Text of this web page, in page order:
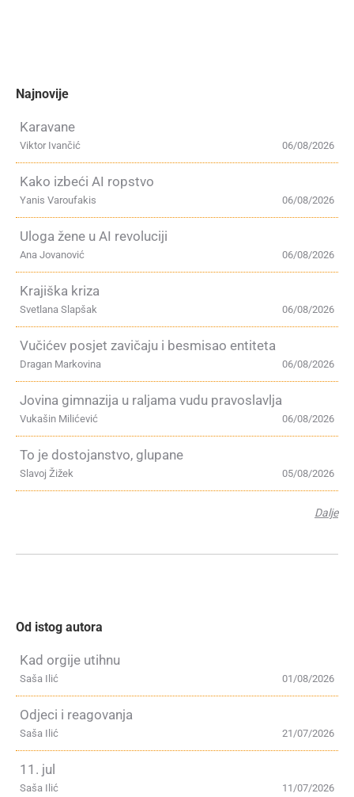
Najnovije
Karavane
06/08/2026
Viktor Ivančić
Kako izbeći AI ropstvo
06/08/2026
Yanis Varoufakis
Uloga žene u AI revoluciji
06/08/2026
Ana Jovanović
Krajiška kriza
06/08/2026
Svetlana Slapšak
Vučićev posjet zavičaju i besmisao entiteta
06/08/2026
Dragan Markovina
Jovina gimnazija u raljama vudu pravoslavlja
06/08/2026
Vukašin Milićević
To je dostojanstvo, glupane
05/08/2026
Slavoj Žižek
Dalje
Od istog autora
Kad orgije utihnu
01/08/2026
Saša Ilić
Odjeci i reagovanja
21/07/2026
Saša Ilić
11. jul
11/07/2026
Saša Ilić